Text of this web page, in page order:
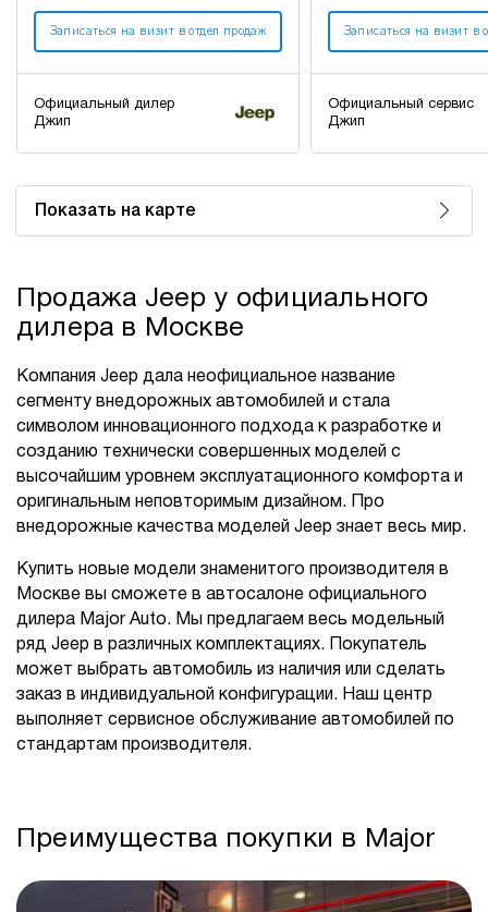
Показать на карте
Записаться на визит в отдел продаж
Официальный дилер
Джип
Записаться на визит в
Официальный сервис
Джип
Продажа Jeep у официального
дилера в Москве
Компания Jeep дала неофициальное название
сегменту внедорожных автомобилей и стала
символом инновационного подхода к разработке и
созданию технически совершенных моделей с
высочайшим уровнем эксплуатационного комфорта и
оригинальным неповторимым дизайном. Про
внедорожные качества моделей Jeep знает весь мир.
Купить новые модели знаменитого производителя в
Москве вы сможете в автосалоне официального
дилера Major Auto. Мы предлагаем весь модельный
ряд Jeep в различных комплектациях. Покупатель
может выбрать автомобиль из наличия или сделать
заказ в индивидуальной конфигурации. Наш центр
выполняет сервисное обслуживание автомобилей по
стандартам производителя.
Преимущества покупки в Major